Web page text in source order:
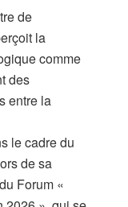
de
la
comme
des
entre la
le cadre du
de sa
Forum «